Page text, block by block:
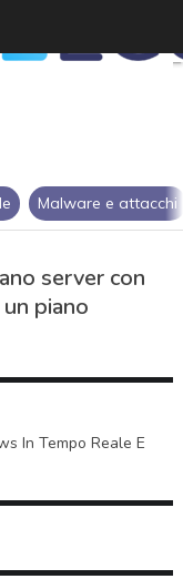
Malware e attacchi
server con
piano
In Tempo Reale E